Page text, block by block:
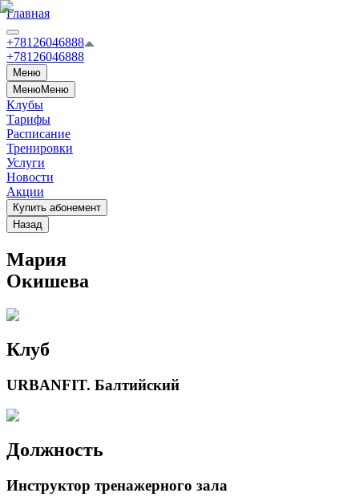
Главная
+78126046888
+78126046888
Меню
МенюМеню
Клубы
Тарифы
Расписание
Тренировки
Услуги
Новости
Акции
Купить абонемент
Назад
Мария
Окишева
Клуб
URBANFIT. Балтийский
Должность
Инструктор тренажерного зала